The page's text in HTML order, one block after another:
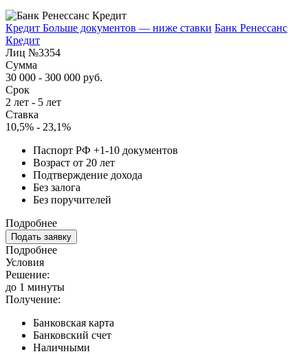
Кредит Больше документов — ниже ставки Банк Ренессанс
Кредит
Лиц №3354
Сумма
30 000 - 300 000 руб.
Срок
2 лет - 5 лет
Ставка
10,5% - 23,1%
Паспорт РФ +1-10 документов
Возраст от 20 лет
Подтверждение дохода
Без залога
Без поручителей
Подробнее
Подать заявку
Подробнее
Условия
Решение:
до 1 минуты
Получение:
Банковская карта
Банковский счет
Наличными